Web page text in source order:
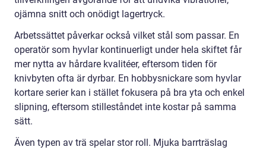
ojämna snitt och onödigt lagertryck.
Arbetssättet påverkar också vilket stål som passar. En
operatör som hyvlar kontinuerligt under hela skiftet får
mer nytta av hårdare kvalitéer, eftersom tiden för
knivbyten ofta är dyrbar. En hobbysnickare som hyvlar
kortare serier kan i stället fokusera på bra yta och enkel
slipning, eftersom stilleståndet inte kostar på samma
sätt.
Även typen av trä spelar stor roll. Mjuka barrträslag